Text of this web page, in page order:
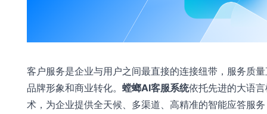
客户服务是企业与用户之间最直接的连接纽带，服务质
品牌形象和商业转化。 螳螂AI客服系统依托先进的大语
术，为企业提供全天候、多渠道、高精准的智能应答服